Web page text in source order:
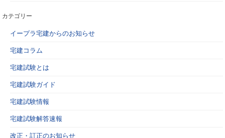
カテゴリー
イープラ宅建からのお知らせ
宅建コラム
宅建試験とは
宅建試験ガイド
宅建試験情報
宅建試験解答速報
改正・訂正のお知らせ